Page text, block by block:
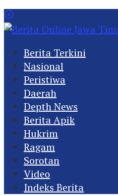
Berita Terkini
Nasional
Peristiwa
Daerah
Depth News
Berita Apik
Hukrim
Ragam
Sorotan
Video
Indeks Berita